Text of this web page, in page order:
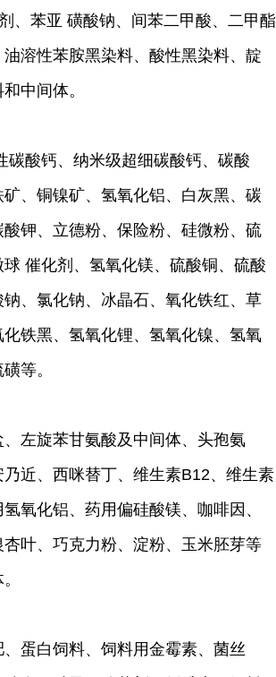
、苯亚 磺酸钠、间苯二甲酸、二甲酯
溶性苯胺黑染料、酸性黑染料、靛
中间体。
碳酸钙、纳米级超细碳酸钙、碳酸
、铜镍矿、氢氧化铝、白灰黑、碳
钾、立德粉、保险粉、硅微粉、硫
催化剂、氢氧化镁、硫酸铜、硫酸
、氯化钠、冰晶石、氧化铁红、草
铁黑、氢氧化锂、氢氧化镍、氢氧
等。
左旋苯甘氨酸及中间体、头孢氨
近、西咪替丁、维生素B12、维生素
氧化铝、药用偏硅酸镁、咖啡因、
叶、巧克力粉、淀粉、玉米胚芽等
蛋白饲料、饲料用金霉素、菌丝